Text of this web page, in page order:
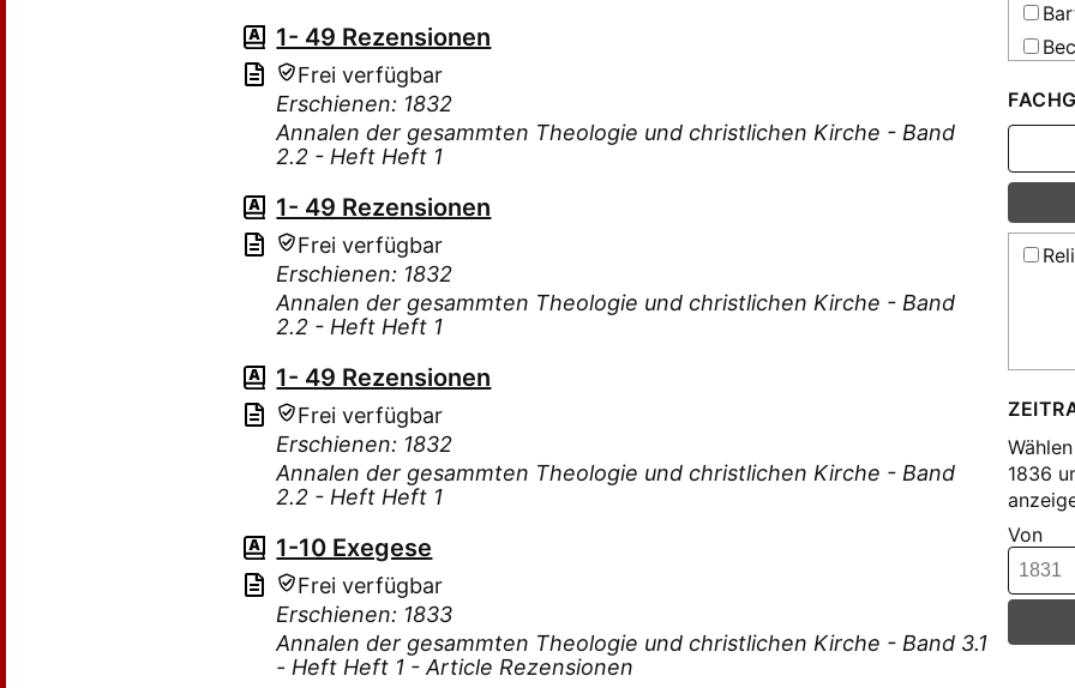
1- 49 Rezensionen
Frei verfügbar
Erschienen: 1832
Annalen der gesammten Theologie und christlichen Kirche - Band
2.2 - Heft Heft 1
1- 49 Rezensionen
Frei verfügbar
Erschienen: 1832
Annalen der gesammten Theologie und christlichen Kirche - Band
2.2 - Heft Heft 1
1- 49 Rezensionen
Frei verfügbar
Erschienen: 1832
Annalen der gesammten Theologie und christlichen Kirche - Band
2.2 - Heft Heft 1
1-10 Exegese
Frei verfügbar
Erschienen: 1833
Annalen der gesammten Theologie und christlichen Kirche - Band 3.1
- Heft Heft 1 - Article Rezensionen
(24)
1836
Von